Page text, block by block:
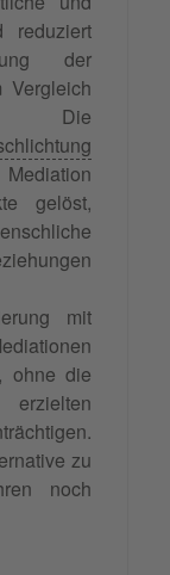
reduziert
der
Vergleich
Die
gelöst,
mit
ohne die
zu
noch